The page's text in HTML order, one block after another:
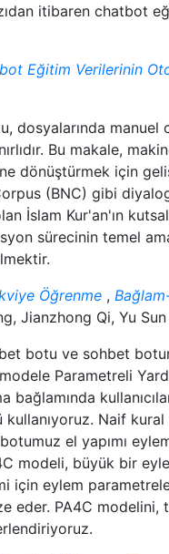
itibaren chatbot
Eğitim Verilerinin
dosyalarında manuel
Bu makale,
dönüştürmek için
(BNC) gibi
İslam Kur'an'ın
sürecinin temel
Öğrenme ,
Jianzhong Qi, Yu
botu ve sohbet
Parametreli
bağlamında
Naif kural
el yapımı
modeli, büyük bir
için eylem
eder. PA4C